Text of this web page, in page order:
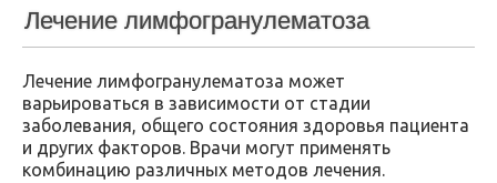
Лечение лимфогранулематоза
Лечение лимфогранулематоза может
варьироваться в зависимости от стадии
заболевания, общего состояния здоровья пациента
и других факторов. Врачи могут применять
комбинацию различных методов лечения.